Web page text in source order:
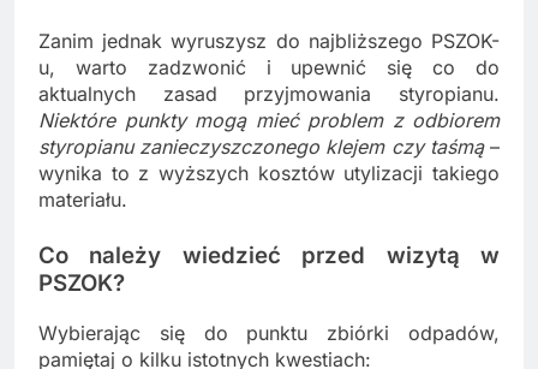
Zanim jednak wyruszysz do najbliższego PSZOK-
u, warto zadzwonić i upewnić się co do
aktualnych zasad przyjmowania styropianu.
Niektóre punkty mogą mieć problem z odbiorem
styropianu zanieczyszczonego klejem czy taśmą–
wynika to z wyższych kosztów utylizacji takiego
materiału.
Co należy wiedzieć przed wizytą w
PSZOK?
Wybierając się do punktu zbiórki odpadów,
pamiętaj o kilku istotnych kwestiach: